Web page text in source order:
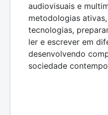
audiovisuais e
metodologias
tecnologias,
ler e escrever em
desenvolvendo
sociedade